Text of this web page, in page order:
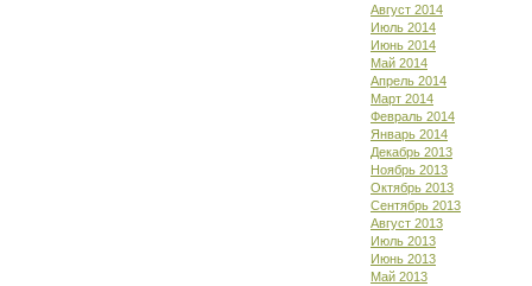
Август 2014
Июль 2014
Июнь 2014
Май 2014
Апрель 2014
Март 2014
Февраль 2014
Январь 2014
Декабрь 2013
Ноябрь 2013
Октябрь 2013
Сентябрь 2013
Август 2013
Июль 2013
Июнь 2013
Май 2013